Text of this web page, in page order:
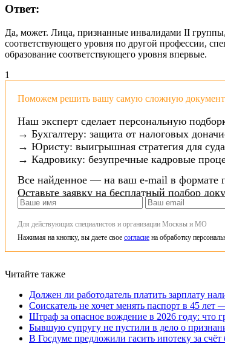
Ответ:
Да, может. Лица, признанные инвалидами II группы,
соответствующего уровня по другой профессии,
образование соответствующего уровня впервые.
1
Поможем решить вашу самую сложную
Наш эксперт сделает персональную
→ Бухгалтеру: защита от налоговых
→ Юристу: выигрышная стратегия для
→ Кадровику: безупречные кадровые
Все найденное — на ваш e-mail в формате
Оставьте заявку на бесплатный подбор
Для действующих специалистов и организации Москвы и МО
Нажимая на кнопку, вы даете свое согласие на обработку
Читайте также
Должен ли работодатель платить зарплату
Соискатель не хочет менять паспорт в 45
Штраф за опасное вождение в 2026 году: что
Бывшую супругу не пустили в дело о
В Госдуме предложили гасить ипотеку за